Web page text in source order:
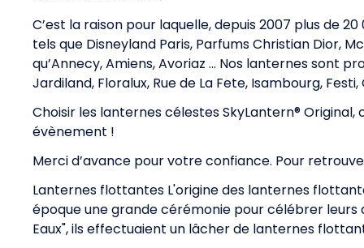
C’est la raison pour laquelle, depuis 2007 plus de
tels que Disneyland Paris, Parfums Christian Dior,
qu’Annecy, Amiens, Avoriaz … Nos lanternes sont
Jardiland, Floralux, Rue de La Fete, Isambourg, Festi,
Choisir les lanternes célestes SkyLantern®
évènement !
Merci d’avance pour votre confiance. Pour
Lanternes flottantes L'origine des lanternes
époque une grande cérémonie pour célébrer leurs
Eaux", ils effectuaient un lâcher de lanternes